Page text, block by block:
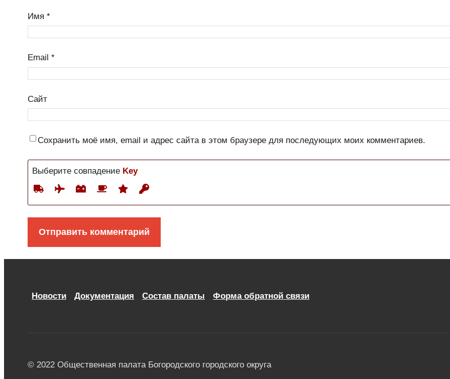
Имя*
Email*
Сайт
Сохранить моё имя, email и адрес сайта в этом браузере для последующих моих комментариев.
Выберите совпадение Key
Новости Документация Состав палаты Форма обратной связи
© 2022 Общественная палата Богородского городского округа